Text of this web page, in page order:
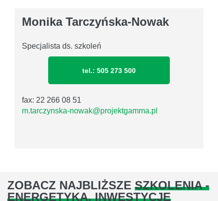
Monika Tarczyńska-Nowak
Specjalista ds. szkoleń
tel.: 505 273 500
fax: 22 266 08 51
m.tarczynska-nowak@projektgamma.pl
ZOBACZ NAJBLIŻSZE SZKOLENIA -
ENERGETYKA, INWESTYCJE